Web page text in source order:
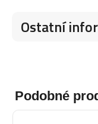
Ostatní
Podobné